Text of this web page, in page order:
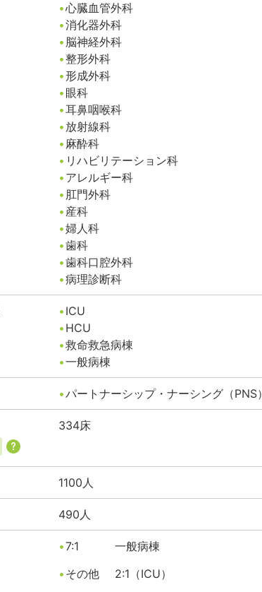
心臓血管外科
消化器外科
脳神経外科
整形外科
形成外科
眼科
耳鼻咽喉科
放射線科
麻酔科
リハビリテーション科
アレルギー科
肛門外科
産科
婦人科
歯科
歯科口腔外科
病理診断科
ICU
HCU
救命救急病棟
一般病棟
パートナーシップ・ナーシング（PNS）
334床
1100人
490人
7:1
一般病棟
その他
2:1（ICU）